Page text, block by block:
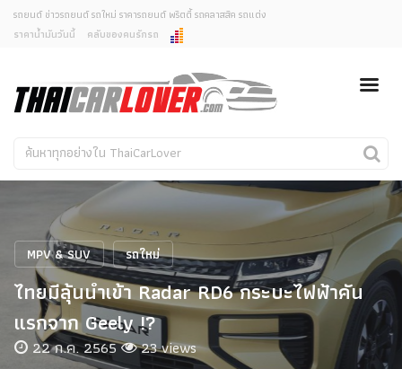
ยกเลิกการแจ้งเตือน
คุณต้องการยกเลิกการแจ้งเตือนข่าวสารเมื่อมีการอัพเดต
ใช่หรือไม่?
ไม่
รถยนต์ ข่าวรถยนต์ รถใหม่ ราคารถยนต์ พริตตี้ รถคลาสสิค รถแต่ง
ราคาน้ำมันวันนี้
คลับของคนรักรถ
รถใหม่
คนรักรถ
รถแต่ง
พริตตี้
งานแสดงรถ
Car In The Movie
สเปคราคา รถยนต์
MPV & SUV รถใหม่
ไทยมีลุ้นนำเข้า Radar RD6 กระบะไฟฟ้าคัน
แรกจาก Geely !?
22 ก.ค. 2565 23 views